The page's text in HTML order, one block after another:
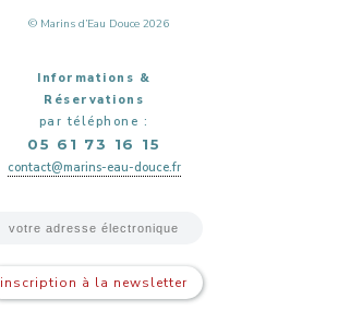
© Marins d’Eau Douce 2026
Informations &
Réservations
par téléphone :
05 61 73 16 15
contact@marins-eau-douce.fr
inscription à la newsletter